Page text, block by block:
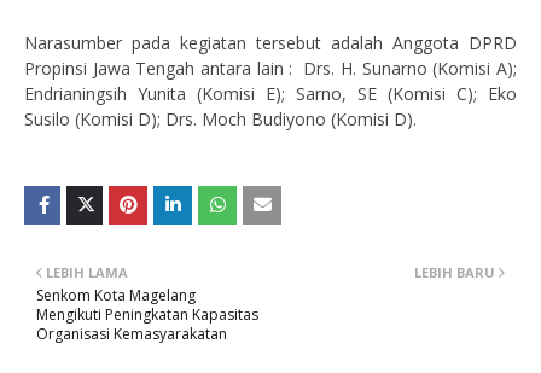
Narasumber pada kegiatan tersebut adalah Anggota DPRD
Propinsi Jawa Tengah antara lain : Drs. H. Sunarno (Komisi A);
Endrianingsih Yunita (Komisi E); Sarno, SE (Komisi C); Eko
Susilo (Komisi D); Drs. Moch Budiyono (Komisi D).
LEBIH BARU
LEBIH LAMA
Senkom Kota Magelang
Mengikuti Peningkatan Kapasitas
Organisasi Kemasyarakatan